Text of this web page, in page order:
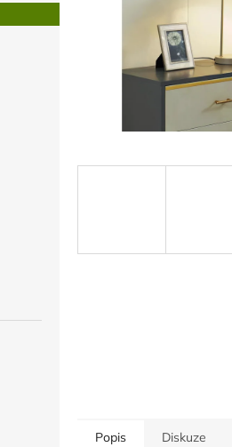
Popis Diskuze